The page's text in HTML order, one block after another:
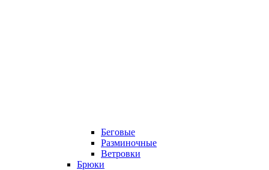
Беговые
Разминочные
Ветровки
Брюки